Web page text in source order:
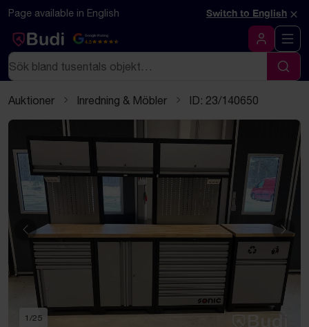
Hoppa till innehåll
Textbaserad (markdown) version av denna sida
Page available in English Switch to English ×
Google Rating
4.5
Logga in
Sök
Sök
Auktioner Inredning & Möbler ID: 23/140650
Föregående
1 /25